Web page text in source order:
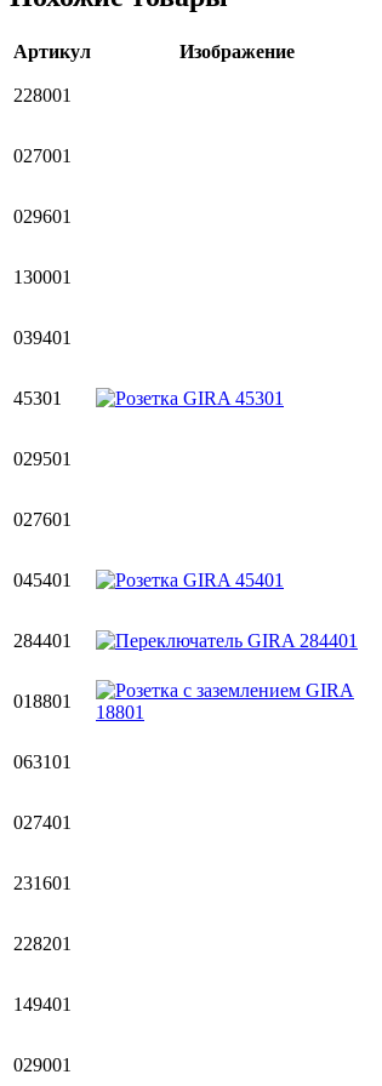
Артикул Изображение
228001
027001
029601
130001
039401
45301
029501
027601
045401
284401
018801
063101
027401
231601
228201
149401
029001